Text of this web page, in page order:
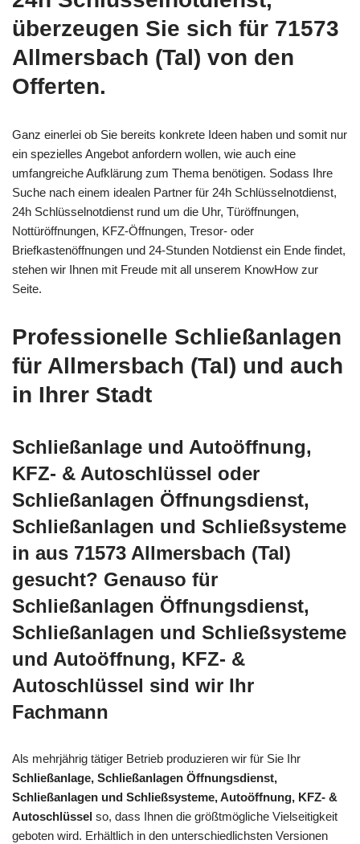
überzeugen Sie sich für 71573
Allmersbach (Tal) von den
Offerten.
Ganz einerlei ob Sie bereits konkrete Ideen haben und somit nur
ein spezielles Angebot anfordern wollen, wie auch eine
umfangreiche Aufklärung zum Thema benötigen. Sodass Ihre
Suche nach einem idealen Partner für 24h Schlüsselnotdienst,
24h Schlüsselnotdienst rund um die Uhr, Türöffnungen,
Nottüröffnungen, KFZ-Öffnungen, Tresor- oder
Briefkastenöffnungen und 24-Stunden Notdienst ein Ende findet,
stehen wir Ihnen mit Freude mit all unserem KnowHow zur
Seite.
Professionelle Schließanlagen
für Allmersbach (Tal) und auch
in Ihrer Stadt
Schließanlage und Autoöffnung,
KFZ- & Autoschlüssel oder
Schließanlagen Öffnungsdienst,
Schließanlagen und Schließsysteme
in aus 71573 Allmersbach (Tal)
gesucht? Genauso für
Schließanlagen Öffnungsdienst,
Schließanlagen und Schließsysteme
und Autoöffnung, KFZ- &
Autoschlüssel sind wir Ihr
Fachmann
Als mehrjährig tätiger Betrieb produzieren wir für Sie Ihr
Schließanlage, Schließanlagen Öffnungsdienst,
Schließanlagen und Schließsysteme, Autoöffnung, KFZ- &
Autoschlüssel so, dass Ihnen die größtmögliche Vielseitigkeit
geboten wird. Erhältlich in den unterschiedlichsten Versionen